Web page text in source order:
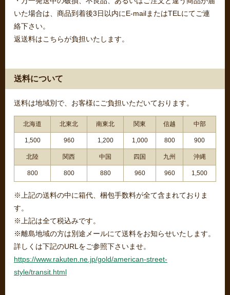
いた場合は、商品到着後3日以内にE-mailまたはTELにてご連
絡下さい。
返送料はこちらが負担いたします。
送料について
送料は地域別で、お客様にご負担いただいております。
北海道 北東北 南東北 関東 信越 中部
1,500 960 1,200 1,000 800 900
北陸 関西 中国 四国 九州 沖縄
800 800 880 960 960 1,500
※上記の送料の中に箱代、梱包手数料が全て含まれておりま
す。
※上記は全て税込みです。
※離島地域の方は別途メールにて送料をお知らせいたします。
詳しくは下記のURLをご参照下さいませ。
https://www.rakuten.ne.jp/gold/american-street-
style/transit.html